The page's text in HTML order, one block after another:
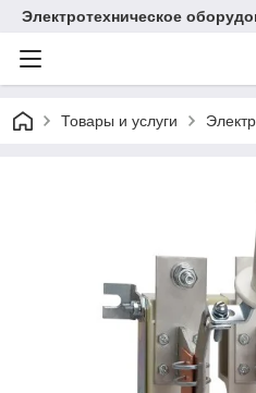
Электротехническое
Товары и услуги